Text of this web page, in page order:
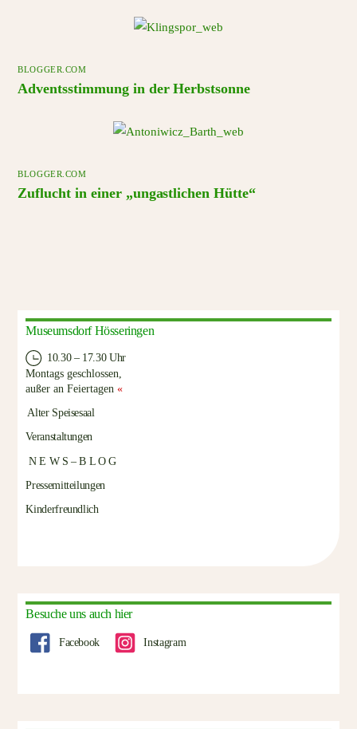
BLOGGER.COM
Adventsstimmung in der Herbstsonne
BLOGGER.COM
Zuflucht in einer „ungastlichen Hütte“
Museumsdorf Hösseringen
10.30 – 17.30 Uhr
Montags geschlossen,
außer an Feiertagen«
Alter Speisesaal
Veranstaltungen
N E W S – B L O G
Pressemitteilungen
Kinderfreundlich
Besuche uns auch hier
Facebook Instagram